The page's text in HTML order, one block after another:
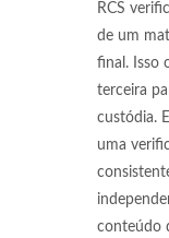
RCS
de um
final. Isso
terceira
custódia.
uma
conteúdo